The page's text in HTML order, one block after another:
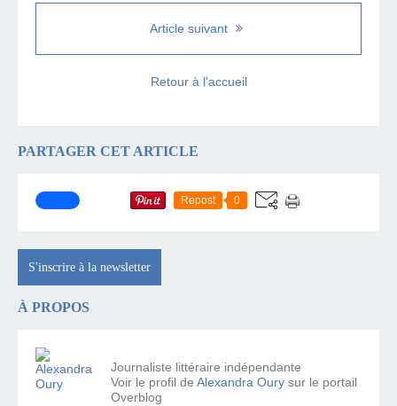
Article suivant
Retour à l'accueil
PARTAGER CET ARTICLE
Repost 0
S'inscrire à la newsletter
À PROPOS
Journaliste littéraire indépendante
Voir le profil de Alexandra Oury sur le portail
Overblog